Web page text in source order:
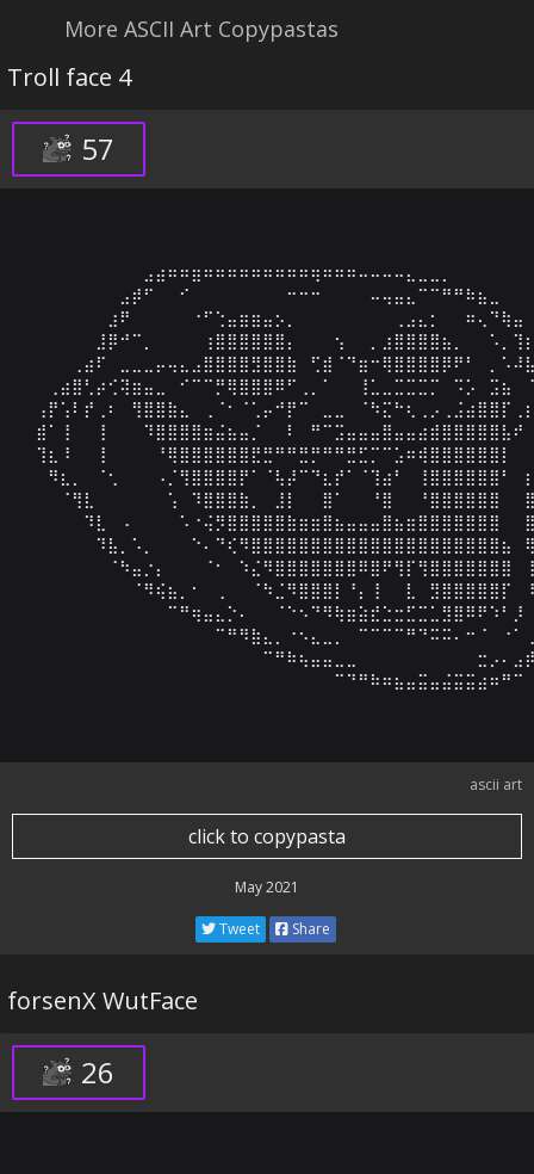
More ASCII Art Copypastas
Troll face 4
57
ascii art
click to copypasta
May 2021
Tweet Share
forsenX WutFace
26